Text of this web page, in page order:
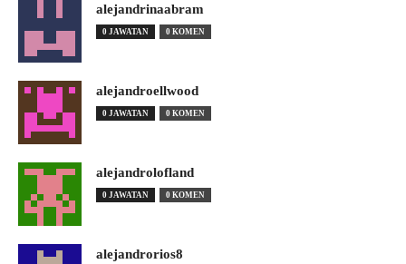
alejandrinaabram
0 JAWATAN 0 KOMEN
alejandroellwood
0 JAWATAN 0 KOMEN
alejandrolofland
0 JAWATAN 0 KOMEN
alejandrorios8